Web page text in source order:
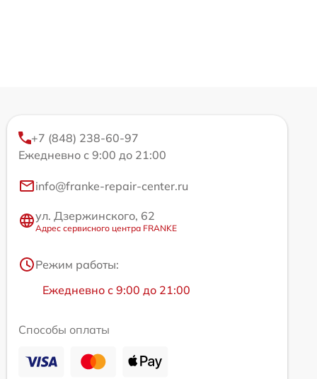
+7 (848) 238-60-97
Ежедневно с 9:00 до 21:00
info@franke-repair-center.ru
ул. Дзержинского, 62
Адрес сервисного центра FRANKE
Режим работы:
Ежедневно с 9:00 до 21:00
Способы оплаты